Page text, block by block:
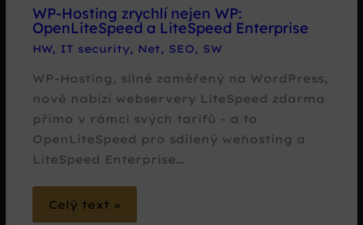
WP-Hosting zrychlí nejen WP:
OpenLiteSpeed a LiteSpeed Enterprise
HW, IT security, Net, SEO, SW
WP-Hosting, silně zaměřený na WordPress,
nově nabízí webservery LiteSpeed zdarma
přímo v rámci svých tarifů - a to
OpenLiteSpeed pro sdílený wehosting a
LiteSpeed Enterprise…
Celý text »